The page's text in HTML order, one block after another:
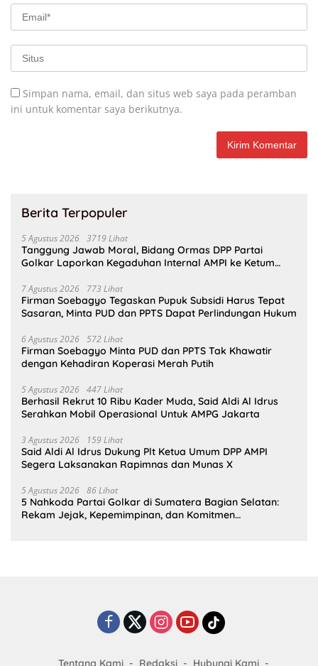
Simpan nama, email, dan situs web saya pada peramban
ini untuk komentar saya berikutnya.
Berita Terpopuler
5 Agustus 2026 3719 Lihat
Tanggung Jawab Moral, Bidang Ormas DPP Partai
Golkar Laporkan Kegaduhan Internal AMPI ke Ketum
7 Agustus 2026 773 Lihat
Firman Soebagyo Tegaskan Pupuk Subsidi Harus Tepat
Sasaran, Minta PUD dan PPTS Dapat Perlindungan Hukum
6 Agustus 2026 572 Lihat
Firman Soebagyo Minta PUD dan PPTS Tak Khawatir
dengan Kehadiran Koperasi Merah Putih
5 Agustus 2026 447 Lihat
Berhasil Rekrut 10 Ribu Kader Muda, Said Aldi Al Idrus
Serahkan Mobil Operasional Untuk AMPG Jakarta
3 Agustus 2026 159 Lihat
Said Aldi Al Idrus Dukung Plt Ketua Umum DPP AMPI
Segera Laksanakan Rapimnas dan Munas X
5 Agustus 2026 86 Lihat
5 Nahkoda Partai Golkar di Sumatera Bagian Selatan:
Rekam Jejak, Kepemimpinan, dan Komitmen
Tentang Kami Redaksi Hubungi Kami